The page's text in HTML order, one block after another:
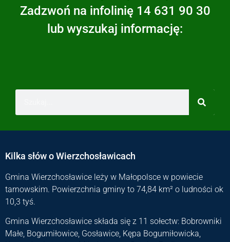
Zadzwoń na infolinię 14 631 90 30
lub wyszukaj informację:
Kilka słów o Wierzchosławicach
Gmina Wierzchosławice leży w Małopolsce w powiecie
tarnowskim. Powierzchnia gminy to 74,84 km² o ludności ok
10,3 tyś.
Gmina Wierzchosławice składa się z 11 sołectw: Bobrowniki
Małe, Bogumiłowice, Gosławice, Kępa Bogumiłowicka,